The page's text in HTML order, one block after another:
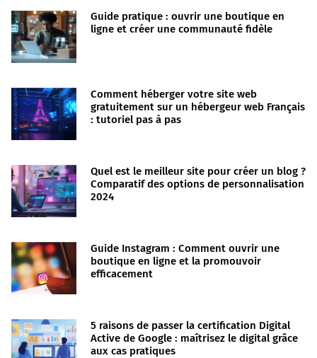
Guide pratique : ouvrir une boutique en
ligne et créer une communauté fidèle
Comment héberger votre site web
gratuitement sur un hébergeur web Français
: tutoriel pas à pas
Quel est le meilleur site pour créer un blog ?
Comparatif des options de personnalisation
2024
Guide Instagram : Comment ouvrir une
boutique en ligne et la promouvoir
efficacement
5 raisons de passer la certification Digital
Active de Google : maîtrisez le digital grâce
aux cas pratiques